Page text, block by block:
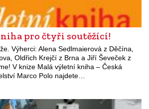
pro čtyři soutěžící!
Výherci: Alena Sedlmaierová z Děčína,
Oldřich Krejčí z Brna a Jiří Ševeček z
V knize Malá výletní kniha – Česká
Marco Polo najdete…